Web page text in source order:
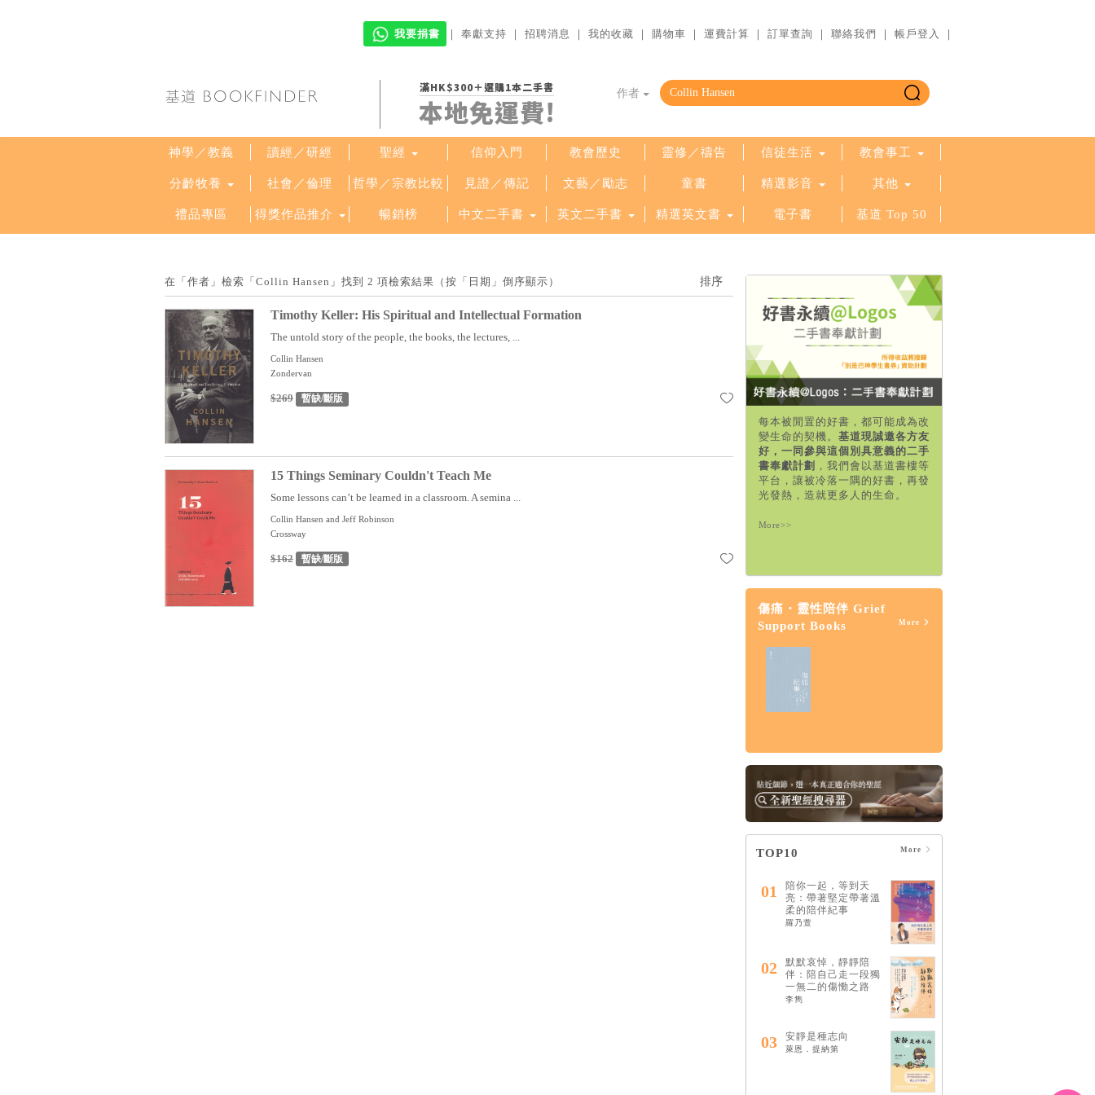
我要捐書 ｜ 奉獻支持 ｜ 招聘消息 ｜ 我的收藏 ｜ 購物車 ｜ 運費計算 ｜ 訂單查詢 ｜ 聯絡我們 ｜ 帳戶登入 ｜
滿HK$300＋選購1本二手書
本地免運費!
作者
神學／教義 讀經／研經 聖經 信仰入門 教會歷史 靈修／禱告 信徒生活 教會事工
分齡牧養 社會／倫理 哲學／宗教比較 見證／傳記 文藝／勵志 童書 精選影音 其他
禮品專區 得獎作品推介 暢銷榜 中文二手書 英文二手書 精選英文書 電子書 基道 Top 50
在「作者」檢索「Collin Hansen」找到 2 項檢索結果（按「日期」倒序顯示）
Timothy Keller: His Spiritual and Intellectual Formation
The untold story of the people, the books, the lectures, ...
Collin Hansen
Zondervan
$269 暫缺/斷版
15 Things Seminary Couldn't Teach Me
Some lessons can’t be learned in a classroom. A semina ...
Collin Hansen and Jeff Robinson
Crossway
$162 暫缺/斷版
每本被閒置的好書，都可能成為改
變生命的契機。 基道現誠邀各方友
好，一同參與這個別具意義的二手
書奉獻計劃 ，我們會以基道書樓等
平台，讓被冷落一隅的好書，再發
光發熱，造就更多人的生命。
More>>
傷痛・靈性陪伴 Grief
Support Books
More
存的日子，在終末期
盼之下
HK$131 $138
TOP10 More
01
陪你一起，等到天
亮：帶著堅定帶著溫
柔的陪伴紀事
羅乃萱
02
默默哀悼，靜靜陪
伴：陪自己走一段獨
一無二的傷慟之路
李雋
03 安靜是種志向
萊恩．提納第